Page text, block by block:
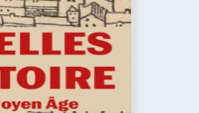
Paris au Moyen
dessiné la forme de la
la trame des rues, les